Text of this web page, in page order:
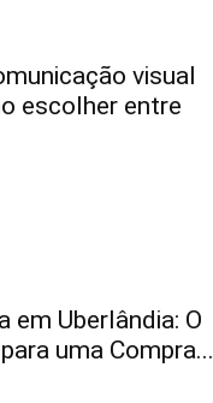
visual
escolher entre
em Uberlândia: O
uma Compra...